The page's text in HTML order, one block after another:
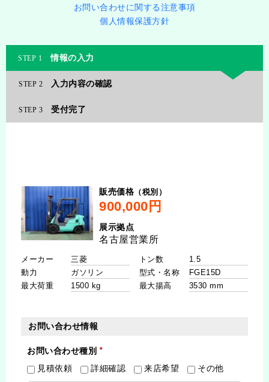
お問い合わせに関する注意事項
個人情報保護方針
1 情報の入力
2 入力内容の確認
3 受付完了
販売価格 （税別）
展示拠点
メーカー
トン数
動力
型式・名称
最大荷重
最大揚高
お問い合わせ情報
お問い合わせ種別
見積依頼
詳細確認 来店希望 その他